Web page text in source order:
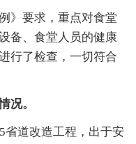
》要求，重点对食堂
备、食堂人员的健康
行了检查，一切符合
况。
省道改造工程，出于安